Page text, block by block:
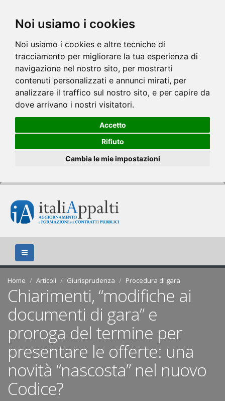
Noi usiamo i cookies
Noi usiamo i cookies e altre tecniche di
tracciamento per migliorare la tua esperienza di
navigazione nel nostro sito, per mostrarti
contenuti personalizzati e annunci mirati, per
analizzare il traffico sul nostro sito, e per capire da
dove arrivano i nostri visitatori.
Accetto
Rifiuto
Cambia le mie impostazioni
Home Articoli Giurisprudenza Procedura di gara
Chiarimenti, “modifiche ai
documenti di gara” e
proroga del termine per
presentare le offerte: una
novità “nascosta” nel nuovo
Codice?